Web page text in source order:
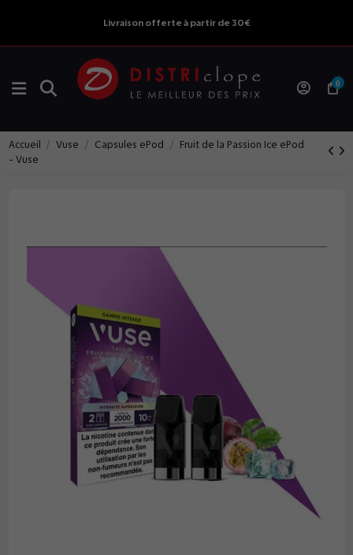
Livraison offerte à partir de 30€
0
Accueil Vuse Capsules ePod
Fruit de la Passion Ice ePod
- Vuse